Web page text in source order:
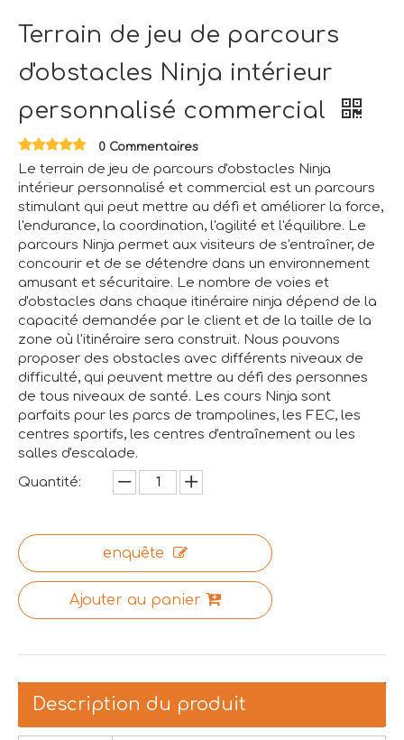
Terrain de jeu de parcours
d'obstacles Ninja intérieur
personnalisé commercial
0 Commentaires
Le terrain de jeu de parcours d'obstacles Ninja
intérieur personnalisé et commercial est un parcours
stimulant qui peut mettre au défi et améliorer la force,
l'endurance, la coordination, l'agilité et l'équilibre. Le
parcours Ninja permet aux visiteurs de s'entraîner, de
concourir et de se détendre dans un environnement
amusant et sécuritaire. Le nombre de voies et
d'obstacles dans chaque itinéraire ninja dépend de la
capacité demandée par le client et de la taille de la
zone où l'itinéraire sera construit. Nous pouvons
proposer des obstacles avec différents niveaux de
difficulté, qui peuvent mettre au défi des personnes
de tous niveaux de santé. Les cours Ninja sont
parfaits pour les parcs de trampolines, les FEC, les
centres sportifs, les centres d'entraînement ou les
salles d'escalade.
Quantité:
enquête
Ajouter au panier
Description du produit